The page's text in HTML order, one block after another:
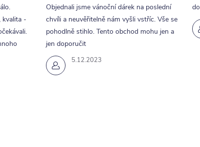
kvalita -
5.12.2023
Objednali jsme vánoční dárek na poslední
chvíli a neuvěřitelně nám vyšli vstříc. Vše se
pohodlně stihlo. Tento obchod mohu jen a
jen doporučit